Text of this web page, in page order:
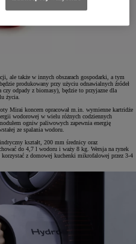
ale także w innych obszarach gospodarki, a tym
produkowany przy użyciu odnawialnych źródeł
czy odpady z biomasy), będzie to przyjazne dla
życia.
Mirai koncern opracował m.in. wymienne kartridże
wodorowej w wielu różnych codziennych
ogniw paliwowych zapewnia energię
ze spalania wodoru.
kształt, 200 mm średnicy oraz
do 4,7 l wodoru i waży 8 kg. Wersja na rynek
z domowej kuchenki mikrofalowej przez 3-4